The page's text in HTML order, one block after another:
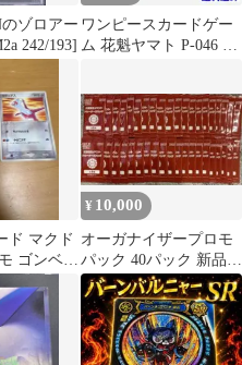
のゾロアー
242/193]
ワンピースカードゲー
ム 花魁ヤマト P-046 プ
ド マクド
ゴンベ
¥ 10,000
オーガナイザープロモ
パック 40パック 新品未
開封